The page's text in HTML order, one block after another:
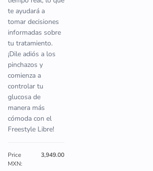
te ayudará a
tomar decisiones
informadas sobre
tu tratamiento.
¡Dile adiós a los
pinchazos y
comienza a
controlar tu
glucosa de
manera más
cómoda con el
Freestyle Libre!
Price
MXN:
3,949.00